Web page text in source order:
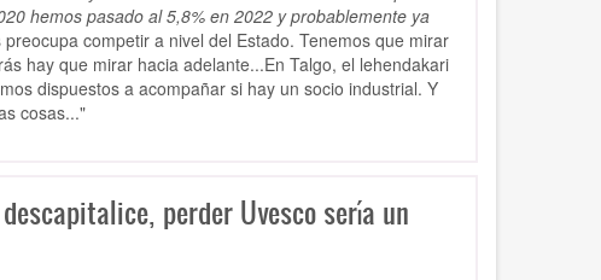
hemos pasado al 5,8% en 2022 y probablemente ya
competir a nivel del Estado. Tenemos que mirar
hay que mirar hacia adelante...En Talgo, el lehendakari
dispuestos a acompañar si hay un socio industrial. Y
cosas..."
perder Uvesco sería un